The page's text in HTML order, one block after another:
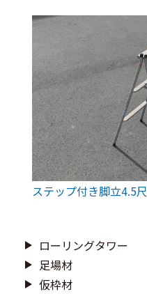
ステップ付き脚立4.5尺
ローリングタワー
足場材
仮枠材